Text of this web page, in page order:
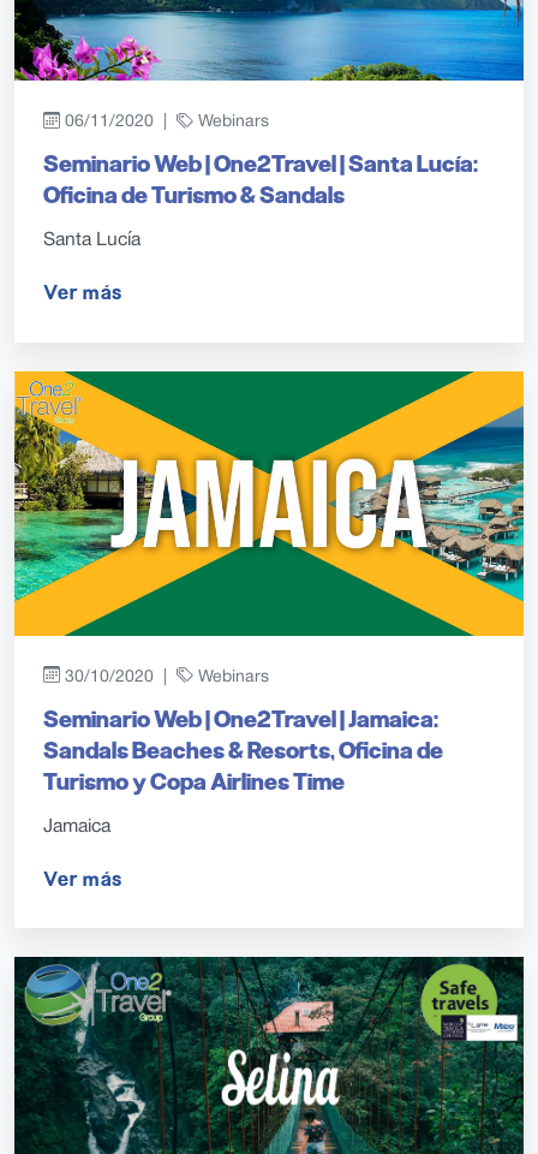
06/11/2020 | Webinars
Seminario Web | One2Travel | Santa Lucía:
Oficina de Turismo & Sandals
Santa Lucía
Ver más
30/10/2020 | Webinars
Seminario Web | One2Travel | Jamaica:
Sandals Beaches & Resorts, Oficina de
Turismo y Copa Airlines Time
Jamaica
Ver más